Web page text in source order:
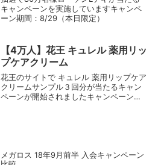
キャンペーンを実施していますキャンペ
ーン期間：8/29（本日限定）
【4万人】花王 キュレル 薬用リッ
プケアクリーム
花王のサイトで キュレル 薬用リップケア
クリームサンプル３回分が当たるキャン
ペーンが開始されましたキャンペーン期
メガロス 18年9月前半 入会キャンペーン